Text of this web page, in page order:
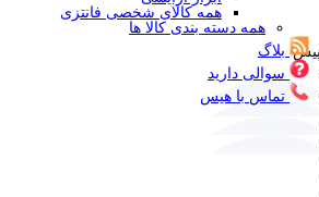
همه کالای شخصی فانتزی
همه دسته بندی کالا ها
بلاگ
سوالی دارید
تماس با هیس